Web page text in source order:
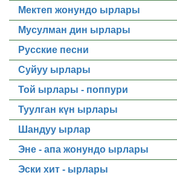
Мектеп жонундо ырлары
Мусулман дин ырлары
Русские песни
Суйуу ырлары
Той ырлары - поппури
Туулган күн ырлары
Шандуу ырлар
Эне - апа жонундо ырлары
Эски хит - ырлары